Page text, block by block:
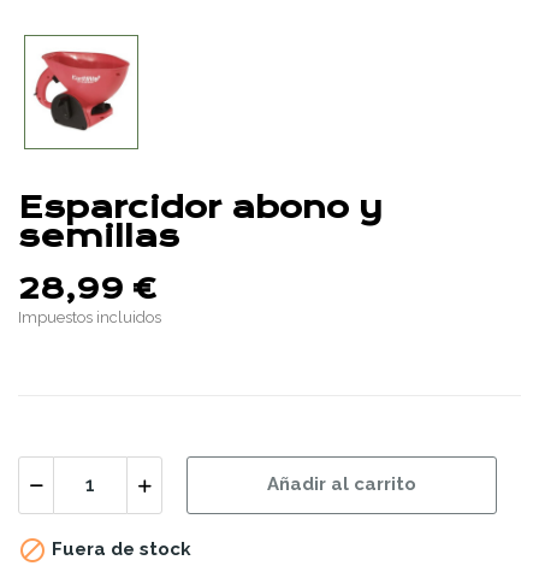
Esparcidor abono y
semillas
28,99 €
Impuestos incluidos
Añadir al carrito
 Fuera de stock